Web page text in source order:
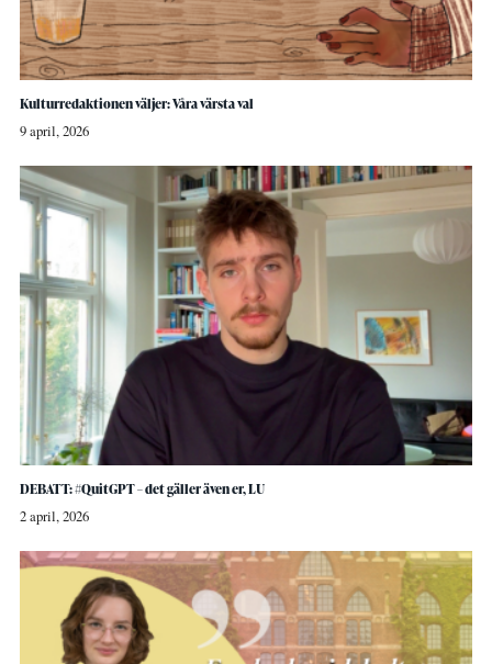
Kulturredaktionen väljer: Våra värsta val
9 april, 2026
DEBATT: #QuitGPT – det gäller även er, LU
2 april, 2026